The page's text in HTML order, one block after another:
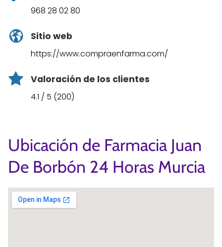
968 28 02 80
Sitio web
https://www.compraenfarma.com/
Valoración de los clientes
4.1 / 5 (200)
Ubicación de Farmacia Juan
De Borbón 24 Horas Murcia